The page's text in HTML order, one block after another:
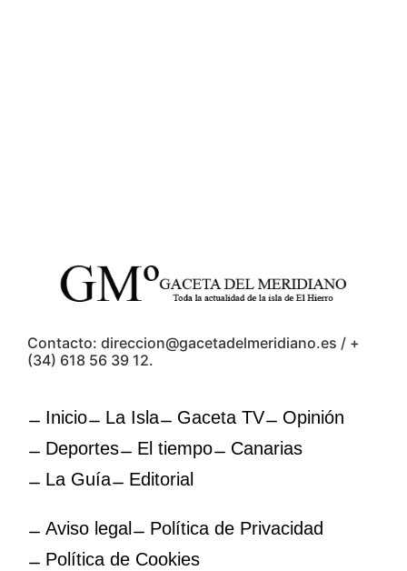
Contacto: direccion@gacetadelmeridiano.es / +
(34) 618 56 39 12.
Inicio La Isla Gaceta TV
Opinión
Deportes
El tiempo
Canarias
La Guía
Editorial
Aviso legal
Política de Privacidad
Política de Cookies